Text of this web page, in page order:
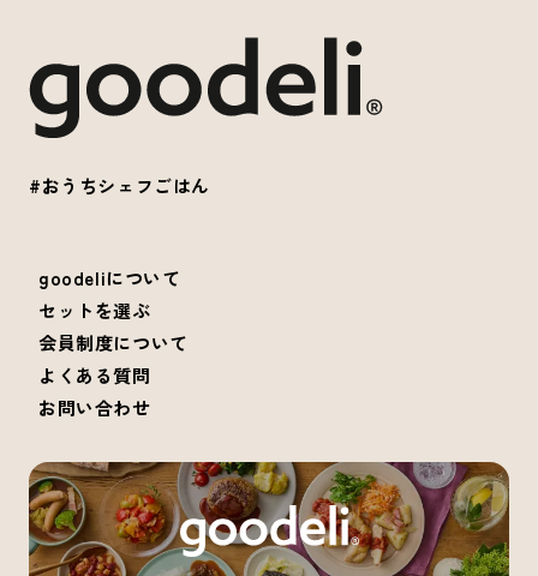
#おうちシェフごはん
goodeliについて
セットを選ぶ
会員制度について
よくある質問
お問い合わせ